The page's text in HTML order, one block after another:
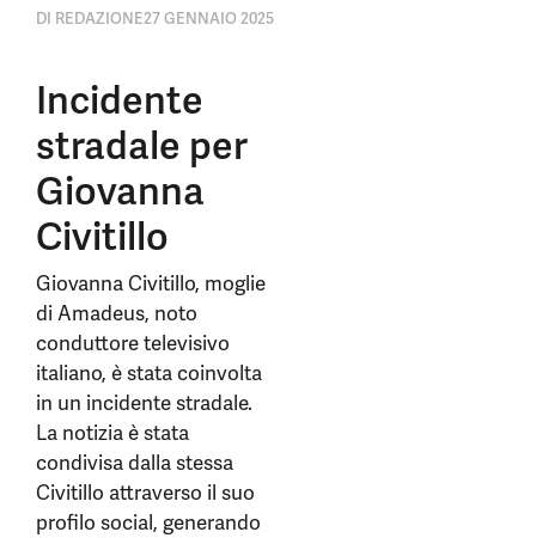
DI REDAZIONE27 GENNAIO 2025
Incidente
stradale per
Giovanna
Civitillo
Giovanna Civitillo, moglie
di Amadeus, noto
conduttore televisivo
italiano, è stata coinvolta
in un incidente stradale.
La notizia è stata
condivisa dalla stessa
Civitillo attraverso il suo
profilo social, generando